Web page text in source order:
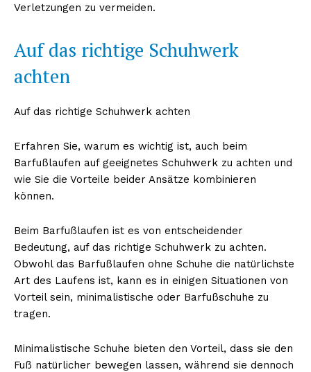
Verletzungen zu vermeiden.
Auf das richtige Schuhwerk
achten
Auf das richtige Schuhwerk achten
Erfahren Sie, warum es wichtig ist, auch beim
Barfußlaufen auf geeignetes Schuhwerk zu achten und
wie Sie die Vorteile beider Ansätze kombinieren
können.
Beim Barfußlaufen ist es von entscheidender
Bedeutung, auf das richtige Schuhwerk zu achten.
Obwohl das Barfußlaufen ohne Schuhe die natürlichste
Art des Laufens ist, kann es in einigen Situationen von
Vorteil sein, minimalistische oder Barfußschuhe zu
tragen.
Minimalistische Schuhe bieten den Vorteil, dass sie den
Fuß natürlicher bewegen lassen, während sie dennoch